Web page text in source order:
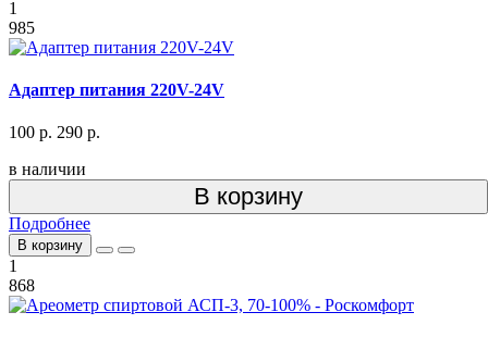
1
985
Адаптер питания 220V-24V
100 р. 290 р.
в наличии
В корзину
Подробнее
В корзину
1
868